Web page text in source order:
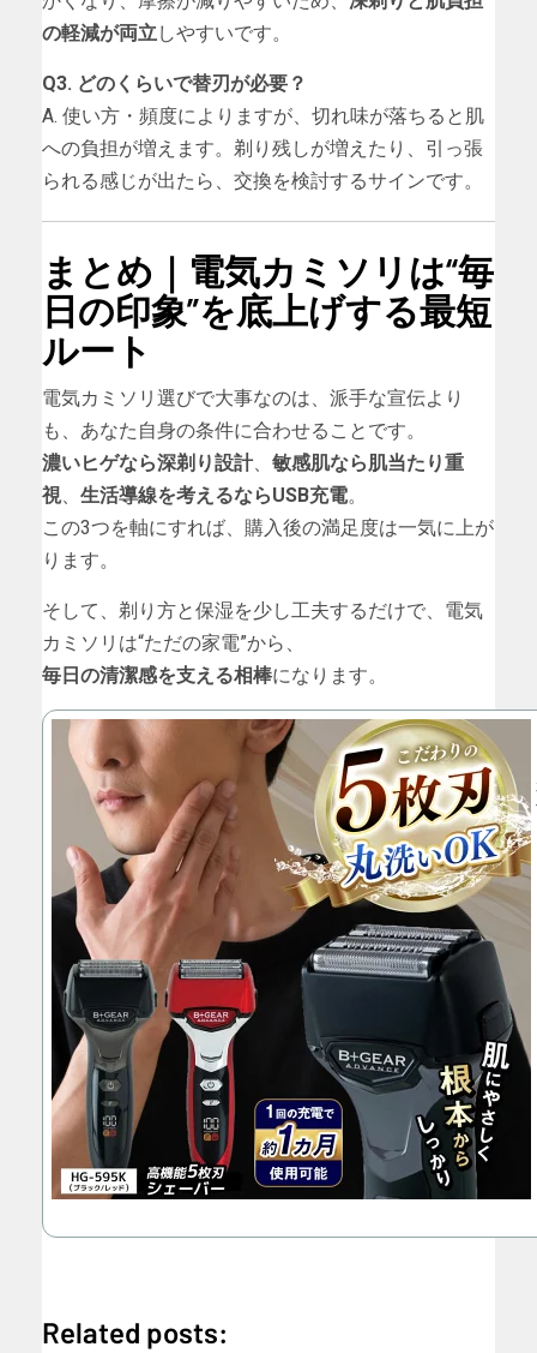
の軽減が両立しやすいです。
Q3. どのくらいで替刃が必要？
A. 使い方・頻度によりますが、切れ味が落ちると肌
への負担が増えます。剃り残しが増えたり、引っ張
られる感じが出たら、交換を検討するサインです。
まとめ｜電気カミソリは“毎
日の印象”を底上げする最短
ルート
電気カミソリ選びで大事なのは、派手な宣伝より
も、あなた自身の条件に合わせることです。
濃いヒゲなら深剃り設計、 敏感肌なら肌当たり重
視、 生活導線を考えるならUSB充電。
この3つを軸にすれば、購入後の満足度は一気に上が
ります。
そして、剃り方と保湿を少し工夫するだけで、電気
カミソリは“ただの家電”から、
毎日の清潔感を支える相棒になります。
Related posts: